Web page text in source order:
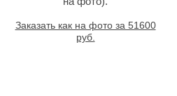
Заказать как на фото за 51600
руб.